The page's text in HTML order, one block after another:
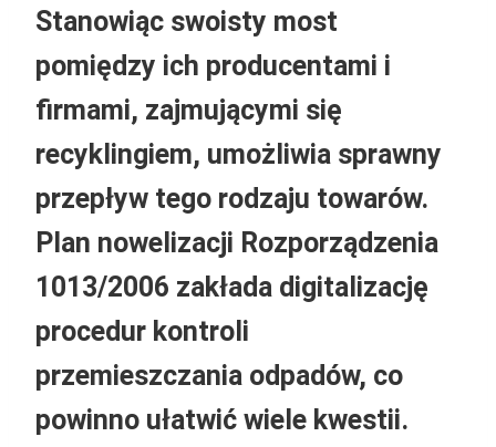
Stanowiąc swoisty most
pomiędzy ich producentami i
firmami, zajmującymi się
recyklingiem, umożliwia sprawny
przepływ tego rodzaju towarów.
Plan nowelizacji Rozporządzenia
1013/2006 zakłada digitalizację
procedur kontroli
przemieszczania odpadów, co
powinno ułatwić wiele kwestii.